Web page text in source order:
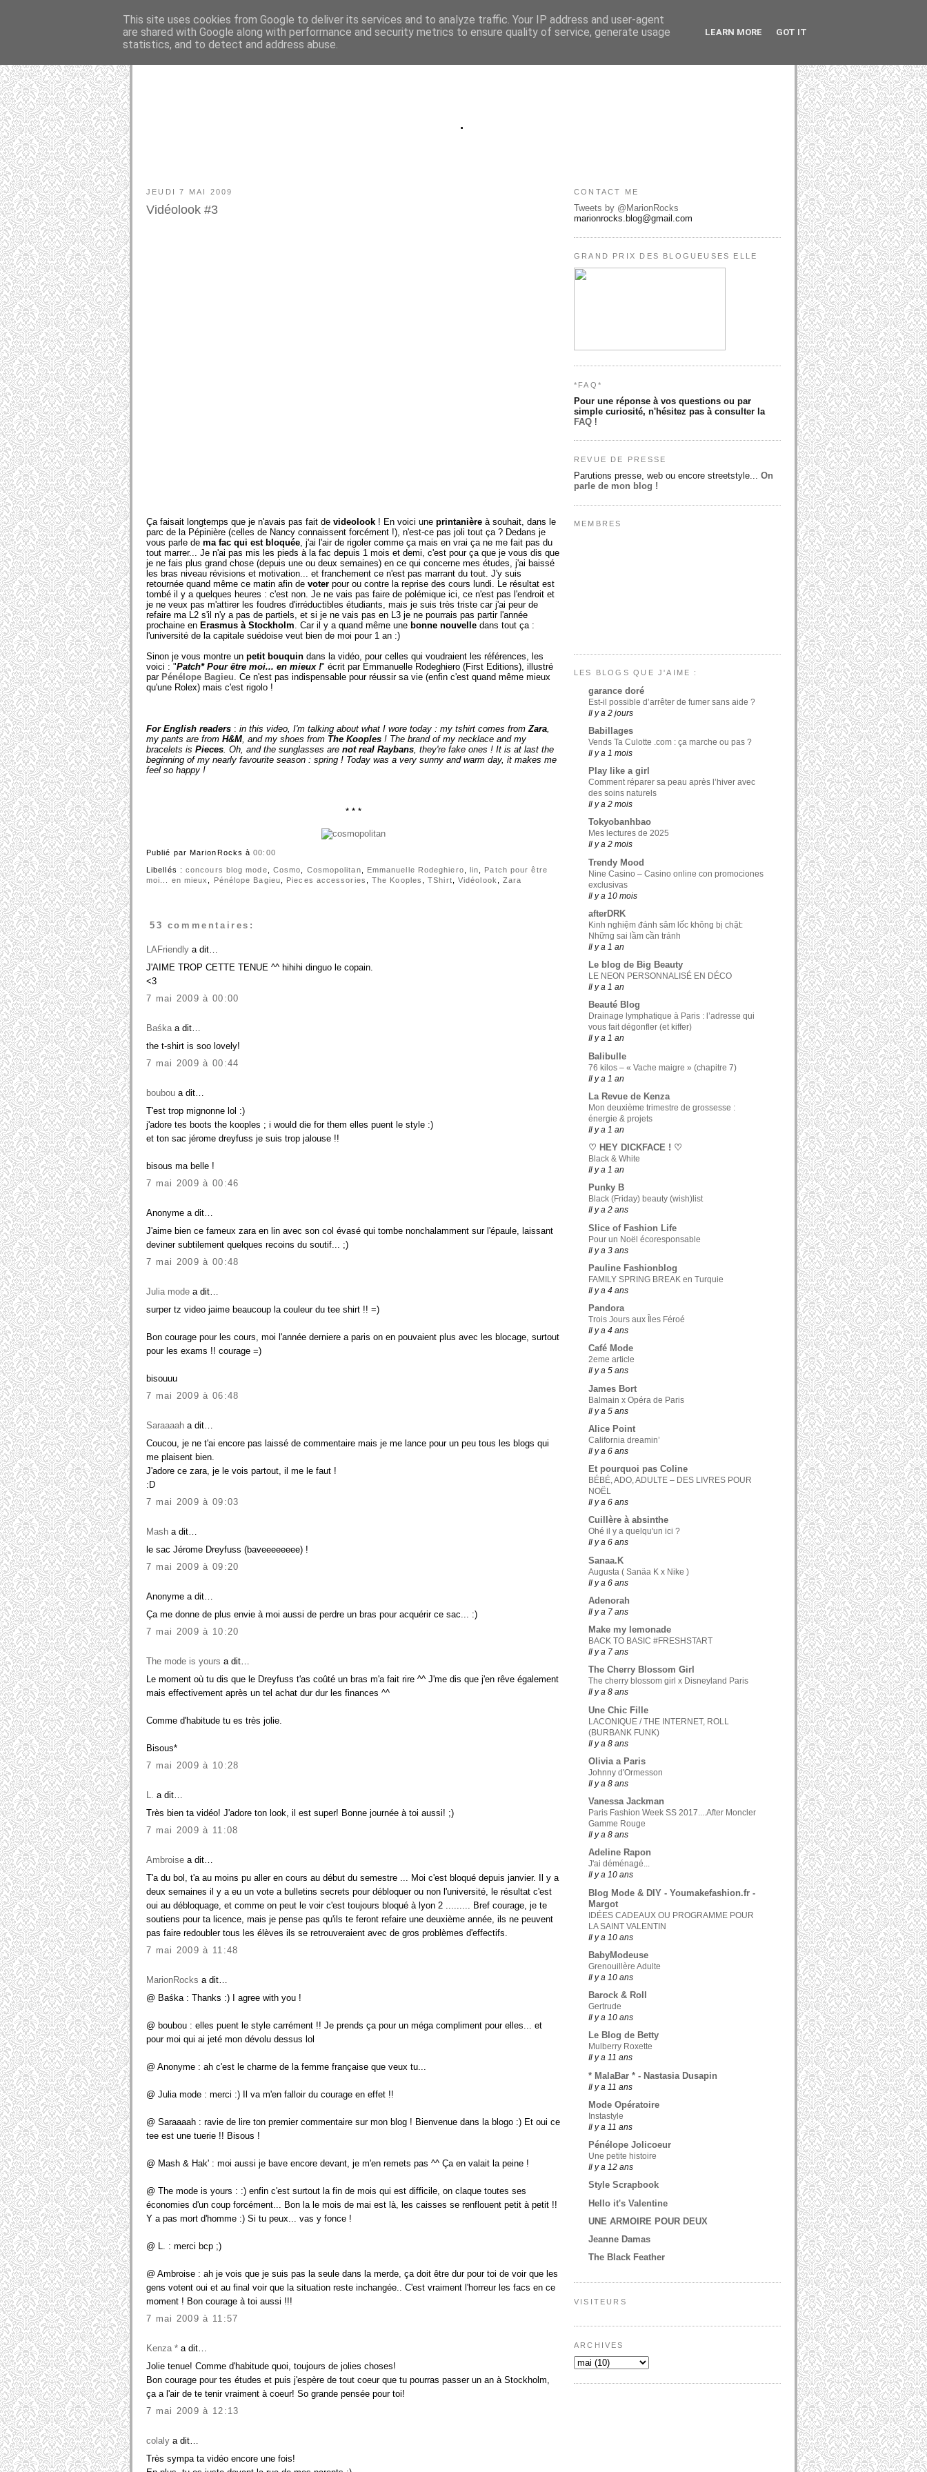
.
JEUDI 7 MAI 2009
Vidéolook #3
Ça faisait longtemps que je n'avais pas fait de videolook ! En voici une printanière à souhait, dans le
parc de la Pépinière (celles de Nancy connaissent forcément !), n'est-ce pas joli tout ça ? Dedans je
vous parle de ma fac qui est bloquée , j'ai l'air de rigoler comme ça mais en vrai ça ne me fait pas du
tout marrer... Je n'ai pas mis les pieds à la fac depuis 1 mois et demi, c'est pour ça que je vous dis que
je ne fais plus grand chose (depuis une ou deux semaines) en ce qui concerne mes études, j'ai baissé
les bras niveau révisions et motivation... et franchement ce n'est pas marrant du tout. J'y suis
retournée quand même ce matin afin de voter pour ou contre la reprise des cours lundi. Le résultat est
tombé il y a quelques heures : c'est non. Je ne vais pas faire de polémique ici, ce n'est pas l'endroit et
je ne veux pas m'attirer les foudres d'irréductibles étudiants, mais je suis très triste car j'ai peur de
refaire ma L2 s'il n'y a pas de partiels, et si je ne vais pas en L3 je ne pourrais pas partir l'année
prochaine en Erasmus à Stockholm . Car il y a quand même une bonne nouvelle dans tout ça :
l'université de la capitale suédoise veut bien de moi pour 1 an :)
Sinon je vous montre un petit bouquin dans la vidéo, pour celles qui voudraient les références, les
voici : "Patch* Pour être moi... en mieux !" écrit par Emmanuelle Rodeghiero (First Editions), illustré
par Pénélope Bagieu . Ce n'est pas indispensable pour réussir sa vie (enfin c'est quand même mieux
qu'une Rolex) mais c'est rigolo !
For English readers : in this video, I'm talking about what I wore today : my tshirt comes from Zara
my pants are from H&M , and my shoes from The Kooples ! The brand of my necklace and my
bracelets is Pieces . Oh, and the sunglasses are not real Raybans , they're fake ones ! It is at last the
beginning of my nearly favourite season : spring ! Today was a very sunny and warm day, it makes me
feel so happy !
* * *
Publié par MarionRocksà00:00
Libellés :concours blog mode Cosmo Cosmopolitan Emmanuelle Rodeghiero lin
Patch pour être
moi... en mieux
Pénélope Bagieu Pieces accessories The Kooples ,TShirt Vidéolook Zara
53 commentaires:
LAFriendly a dit…
J'AIME TROP CETTE TENUE ^^ hihihi dinguo le copain.
<3
7 mai 2009 à 00:00
Baśka a dit…
the t-shirt is soo lovely!
7 mai 2009 à 00:44
boubou a dit…
T'est trop mignonne lol :)
j'adore tes boots the kooples ; i would die for them elles puent le style :)
et ton sac jérome dreyfuss je suis trop jalouse !!
bisous ma belle !
7 mai 2009 à 00:46
Anonyme a dit…
J'aime bien ce fameux zara en lin avec son col évasé qui tombe nonchalamment sur l'épaule, laissant
deviner subtilement quelques recoins du soutif... ;)
7 mai 2009 à 00:48
Julia mode a dit…
surper tz video jaime beaucoup la couleur du tee shirt !! =)
Bon courage pour les cours, moi l'année derniere a paris on en pouvaient plus avec les blocage, surtout
pour les exams !! courage =)
bisouuu
7 mai 2009 à 06:48
Saraaaah a dit…
Coucou, je ne t'ai encore pas laissé de commentaire mais je me lance pour un peu tous les blogs qui
me plaisent bien.
J'adore ce zara, je le vois partout, il me le faut !
:D
7 mai 2009 à 09:03
Mash a dit…
le sac Jérome Dreyfuss (baveeeeeeee) !
7 mai 2009 à 09:20
Anonyme a dit…
Ça me donne de plus envie à moi aussi de perdre un bras pour acquérir ce sac... :)
7 mai 2009 à 10:20
The mode is yours a dit…
Le moment où tu dis que le Dreyfuss t'as coûté un bras m'a fait rire ^^ J'me dis que j'en rêve également
mais effectivement après un tel achat dur dur les finances ^^
Comme d'habitude tu es très jolie.
Bisous*
7 mai 2009 à 10:28
L.
a dit…
Très bien ta vidéo! J'adore ton look, il est super! Bonne journée à toi aussi! ;)
7 mai 2009 à 11:08
Ambroise a dit…
T'a du bol, t'a au moins pu aller en cours au début du semestre ... Moi c'est bloqué depuis janvier. Il y a
deux semaines il y a eu un vote a bulletins secrets pour débloquer ou non l'université, le résultat c'est
oui au débloquage, et comme on peut le voir c'est toujours bloqué à lyon 2 ......... Bref courage, je te
soutiens pour ta licence, mais je pense pas qu'ils te feront refaire une deuxième année, ils ne peuvent
pas faire redoubler tous les élèves ils se retrouveraient avec de gros problèmes d'effectifs.
7 mai 2009 à 11:48
MarionRocks a dit…
@ Baśka : Thanks :) I agree with you !
@ boubou : elles puent le style carrément !! Je prends ça pour un méga compliment pour elles... et
pour moi qui ai jeté mon dévolu dessus lol
@ Anonyme : ah c'est le charme de la femme française que veux tu...
@ Julia mode : merci :) Il va m'en falloir du courage en effet !!
@ Saraaaah : ravie de lire ton premier commentaire sur mon blog ! Bienvenue dans la blogo :) Et oui ce
tee est une tuerie !! Bisous !
@ Mash & Hak' : moi aussi je bave encore devant, je m'en remets pas ^^ Ça en valait la peine !
@ The mode is yours : :) enfin c'est surtout la fin de mois qui est difficile, on claque toutes ses
économies d'un coup forcément... Bon la le mois de mai est là, les caisses se renflouent petit à petit !!
Y a pas mort d'homme :) Si tu peux... vas y fonce !
@ L. : merci bcp ;)
@ Ambroise : ah je vois que je suis pas la seule dans la merde, ça doit être dur pour toi de voir que les
gens votent oui et au final voir que la situation reste inchangée.. C'est vraiment l'horreur les facs en ce
moment ! Bon courage à toi aussi !!!
7 mai 2009 à 11:57
Kenza * a dit…
Jolie tenue! Comme d'habitude quoi, toujours de jolies choses!
Bon courage pour tes études et puis j'espère de tout coeur que tu pourras passer un an à Stockholm,
ça a l'air de te tenir vraiment à coeur! So grande pensée pour toi!
7 mai 2009 à 12:13
colaly a dit…
Très sympa ta vidéo encore une fois!
CONTACT ME
Tweets by @MarionRocks
marionrocks.blog@gmail.com
GRAND PRIX DES BLOGUEUSES ELLE
*FAQ*
Pour une réponse à vos questions ou par
simple curiosité, n'hésitez pas à consulter la
FAQ !
REVUE DE PRESSE
Parutions presse, web ou encore streetstyle... On
parle de mon blog !
MEMBRES
LES BLOGS QUE J'AIME :
garance doré
Est-il possible d’arrêter de fumer sans aide ?
Il y a 2 jours
Babillages
Vends Ta Culotte .com : ça marche ou pas ?
Il y a 1 mois
Play like a girl
Comment réparer sa peau après l’hiver avec
des soins naturels
Il y a 2 mois
Tokyobanhbao
Mes lectures de 2025
Il y a 2 mois
Trendy Mood
Nine Casino – Casino online con promociones
exclusivas
Il y a 10 mois
afterDRK
Kinh nghiệm đánh sâm lốc không bị chặt:
Những sai lầm cần tránh
Il y a 1 an
Le blog de Big Beauty
LE NEON PERSONNALISÉ EN DÉCO
Il y a 1 an
Beauté Blog
Drainage lymphatique à Paris : l’adresse qui
vous fait dégonfler (et kiffer)
Il y a 1 an
Balibulle
76 kilos – « Vache maigre » (chapitre 7)
Il y a 1 an
La Revue de Kenza
Mon deuxième trimestre de grossesse :
énergie & projets
Il y a 1 an
♡ HEY DICKFACE ! ♡
Black & White
Il y a 1 an
Punky B
Black (Friday) beauty (wish)list
Il y a 2 ans
Slice of Fashion Life
Pour un Noël écoresponsable
Il y a 3 ans
Pauline Fashionblog
FAMILY SPRING BREAK en Turquie
Il y a 4 ans
Pandora
Trois Jours aux Îles Féroé
Il y a 4 ans
Café Mode
2eme article
Il y a 5 ans
James Bort
Balmain x Opéra de Paris
Il y a 5 ans
Alice Point
California dreamin’
Il y a 6 ans
Et pourquoi pas Coline
BÉBÉ, ADO, ADULTE – DES LIVRES POUR
NOËL
Il y a 6 ans
Cuillère à absinthe
Ohé il y a quelqu'un ici ?
Il y a 6 ans
Sanaa.K
Augusta ( Sanäa K x Nike )
Il y a 6 ans
Adenorah
Il y a 7 ans
Make my lemonade
BACK TO BASIC #FRESHSTART
Il y a 7 ans
The Cherry Blossom Girl
The cherry blossom girl x Disneyland Paris
Il y a 8 ans
Une Chic Fille
LACONIQUE / THE INTERNET, ROLL
(BURBANK FUNK)
Il y a 8 ans
Olivia a Paris
Johnny d'Ormesson
Il y a 8 ans
Vanessa Jackman
Paris Fashion Week SS 2017....After Moncler
Gamme Rouge
Il y a 8 ans
Adeline Rapon
J'ai déménagé...
Il y a 10 ans
Blog Mode & DIY - Youmakefashion.fr -
Margot
IDÉES CADEAUX OU PROGRAMME POUR
LA SAINT VALENTIN
Il y a 10 ans
BabyModeuse
Grenouillère Adulte
Il y a 10 ans
Barock & Roll
Gertrude
Il y a 10 ans
Le Blog de Betty
Mulberry Roxette
Il y a 11 ans
* MalaBar * - Nastasia Dusapin
Il y a 11 ans
Mode Opératoire
Instastyle
Il y a 11 ans
Pénélope Jolicoeur
Une petite histoire
Il y a 12 ans
Style Scrapbook
Hello it's Valentine
UNE ARMOIRE POUR DEUX
Jeanne Damas
The Black Feather
VISITEURS
ARCHIVES
This site uses cookies from Google to deliver its services and to analyze traffic. Your IP address and user-agent
are shared with Google along with performance and security metrics to ensure quality of service, generate usage
statistics, and to detect and address abuse.
LEARN MORE GOT IT